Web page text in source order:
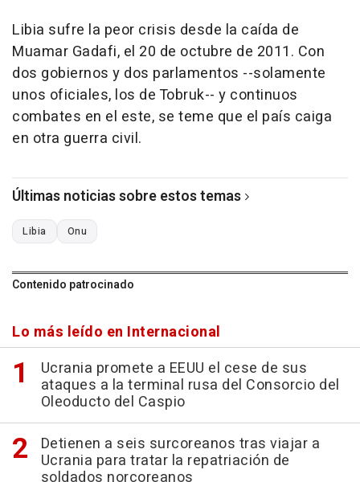
Libia sufre la peor crisis desde la caída de
Muamar Gadafi, el 20 de octubre de 2011. Con
dos gobiernos y dos parlamentos --solamente
unos oficiales, los de Tobruk-- y continuos
combates en el este, se teme que el país caiga
en otra guerra civil.
Últimas noticias sobre estos temas
Libia Onu
Contenido patrocinado
Lo más leído en Internacional
Ucrania promete a EEUU el cese de sus
ataques a la terminal rusa del Consorcio del
Oleoducto del Caspio
Detienen a seis surcoreanos tras viajar a
Ucrania para tratar la repatriación de
soldados norcoreanos